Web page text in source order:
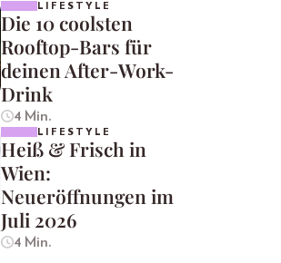
LIFESTYLE
Die 10 coolsten
Rooftop-Bars für
deinen After-Work-
Drink
4 Min.
LIFESTYLE
Heiß & Frisch in
Wien:
Neueröffnungen im
Juli 2026
4 Min.